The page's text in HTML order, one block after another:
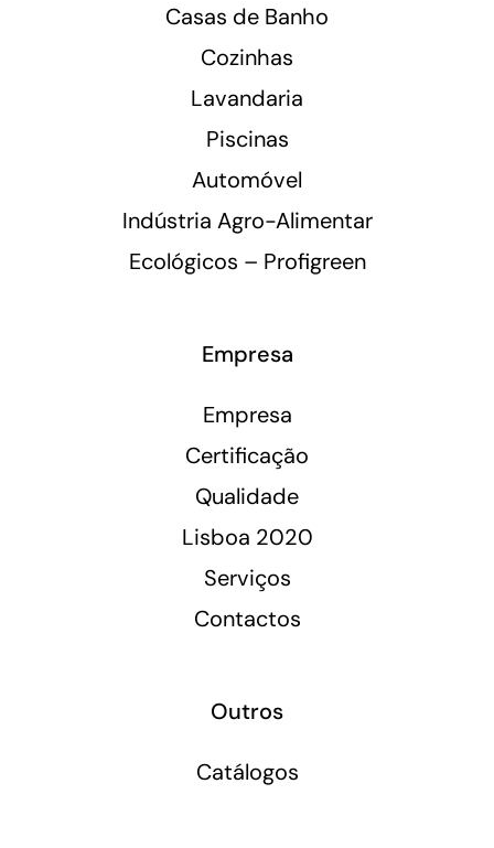
Casas de Banho
Cozinhas
Lavandaria
Piscinas
Automóvel
Indústria Agro-Alimentar
Ecológicos – Profigreen
Empresa
Empresa
Certificação
Qualidade
Lisboa 2020
Serviços
Contactos
Outros
Catálogos